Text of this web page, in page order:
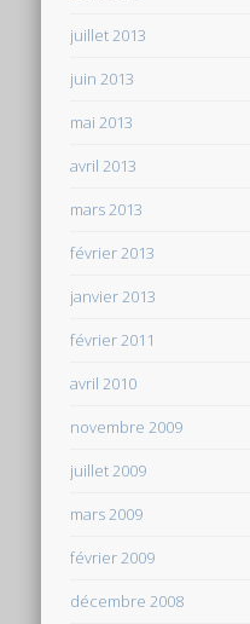
juillet 2013
juin 2013
mai 2013
avril 2013
mars 2013
février 2013
janvier 2013
février 2011
avril 2010
novembre 2009
juillet 2009
mars 2009
février 2009
décembre 2008